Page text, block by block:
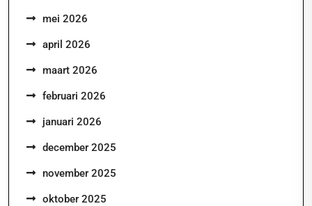
mei 2026
april 2026
maart 2026
februari 2026
januari 2026
december 2025
november 2025
oktober 2025